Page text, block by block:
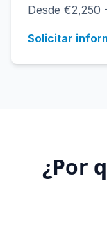
Desde €2,250
Solicitar
¿Por